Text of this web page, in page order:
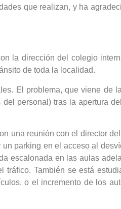
que realizan, y ha
la dirección del colegio
de toda la localidad.
El problema, que viene de
personal) tras la apertura
una reunión con el director
parking en el acceso al
escalonada en las aulas
También se está
o el incremento de los